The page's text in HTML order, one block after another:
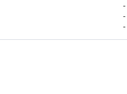
-
-
-